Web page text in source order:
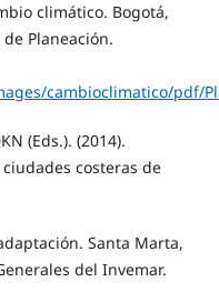
climático. Bogotá,
Planeación.
cambioclimatico/pdf/
(Eds.). (2014).
costeras de
Santa Marta,
del Invemar.